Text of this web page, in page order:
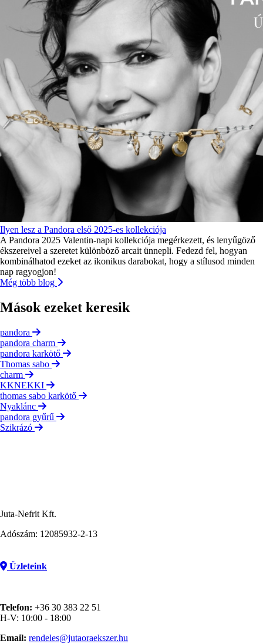
Ilyen lesz a Pandora első 2025-es kollekciója
A Pandora 2025 Valentin-napi kollekciója megérkezett, és lenyűgöző
ékszereivel a szeretet különböző arcait ünnepli. Fedezd fel, hogyan
kombinálhatod ezeket az ikonikus darabokat, hogy a stílusod minden
nap ragyogjon!
Még több blog
Mások ezeket keresik
pandora
pandora charm
pandora karkötő
Thomas sabo
charm
KKNEKKI
thomas sabo karkötő
Nyaklánc
pandora gyűrű
Szikrázó
Juta-Nefrit Kft.
Adószám: 12085932-2-13
Üzleteink
Telefon: +36 30 383 22 51
H-V: 10:00 - 18:00
Email: rendeles@jutaoraekszer.hu